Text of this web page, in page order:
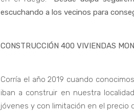
escuchando a los vecinos para
CONSTRUCCIÓN 400 VIVIENDAS
Corría el año 2019 cuando
iban a construir en nuestra
jóvenes y con limitación en el precio